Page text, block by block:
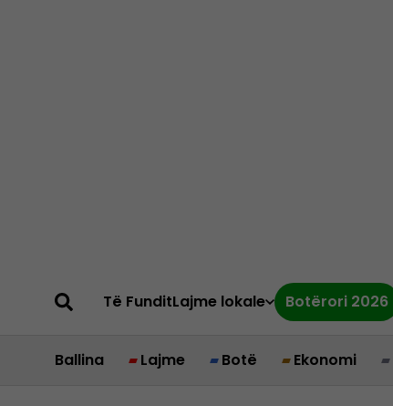
Të FunditLajme lokale Botërori 2026
Ballina Lajme Botë Ekonomi